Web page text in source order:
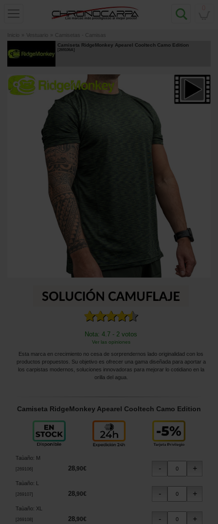
Inicio » Vestuario » Camisetas - Camisas
Camiseta RidgeMonkey Apearel Cooltech Camo Edition
[269106A]
Nota: 4.7 - 2 votos
Ver las opiniones
Esta marca en crecimiento no cesa de sorprendernos lado originalidad con los
productos propuestos. Su objetivo es ofrecer una gama diseñada para aportar a
los carpistas modernos, soluciones innovadoras para mejorar lo cotidiano en la
orilla del agua.
Camiseta RidgeMonkey Apearel Cooltech Camo Edition
Taùaño: M
269106] 28,90€
Taùaño:
269107] 28,90€
Taùaño: XL
269108 ] 28,90€